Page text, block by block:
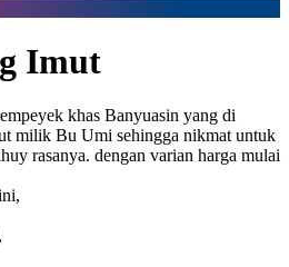
Imut
khas Banyuasin yang di
milik Bu Umi sehingga nikmat untuk
rasanya. dengan varian harga mulai